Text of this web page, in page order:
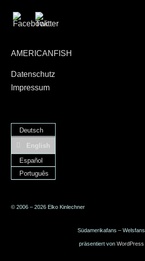
AMERICANFISH
Datenschutz
Impressum
Deutsch
English
Español
Português
© 2006 – 2026 Elko Kinlechner
Südamerikafans – Welsfans
präsentiert von WordPress